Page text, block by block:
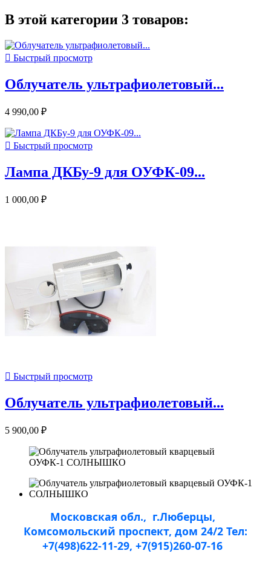
В этой категории 3 товаров:
 Быстрый просмотр
Облучатель ультрафиолетовый...
4 990,00 ₽
 Быстрый просмотр
Лампа ДКБу-9 для ОУФК-09...
1 000,00 ₽
 Быстрый просмотр
Облучатель ультрафиолетовый...
5 900,00 ₽
Московская обл., г.Люберцы,
Комсомольский проспект, дом 24/2 Тел:
+7(498)622-11-29, +7(915)260-07-16